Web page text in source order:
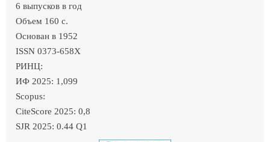
6 выпусков в год
Объем 160 c.
Основан в 1952
ISSN 0373-658X
РИНЦ:
ИФ 2025: 1,099
Scopus:
CiteScore 2025: 0,8
SJR 2025: 0.44 Q1